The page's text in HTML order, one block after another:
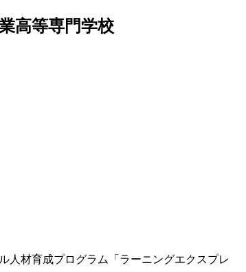
高等専門学校
人材育成プログラム「ラーニングエクスプレ